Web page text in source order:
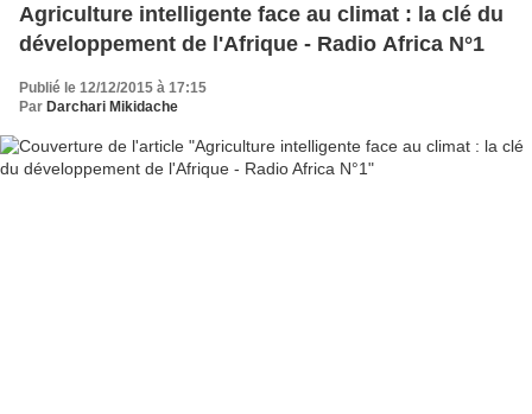
Agriculture intelligente face au climat : la clé du
développement de l'Afrique - Radio Africa N°1
Publié le 12/12/2015 à 17:15
Par Darchari Mikidache